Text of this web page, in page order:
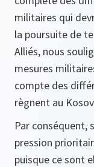
militaires qui
la poursuite de
Alliés, nous
mesures
compte des
règnent au
Par conséquent,
pression
puisque ce sont